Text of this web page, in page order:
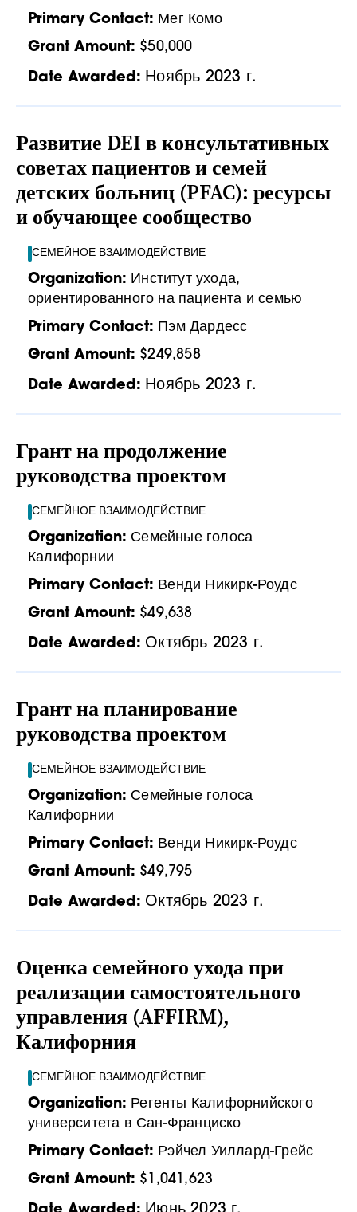
Primary Contact: Мег Комо
Grant Amount: $50,000
Date Awarded: Ноябрь 2023 г.
Развитие DEI в консультативных
советах пациентов и семей
детских больниц (PFAC): ресурсы
и обучающее сообщество
СЕМЕЙНОЕ ВЗАИМОДЕЙСТВИЕ
Organization: Институт ухода,
ориентированного на пациента и семью
Primary Contact: Пэм Дардесс
Grant Amount: $249,858
Date Awarded: Ноябрь 2023 г.
Грант на продолжение
руководства проектом
СЕМЕЙНОЕ ВЗАИМОДЕЙСТВИЕ
Organization: Семейные голоса
Калифорнии
Primary Contact: Венди Никирк-Роудс
Grant Amount: $49,638
Date Awarded: Октябрь 2023 г.
Грант на планирование
руководства проектом
СЕМЕЙНОЕ ВЗАИМОДЕЙСТВИЕ
Organization: Семейные голоса
Калифорнии
Primary Contact: Венди Никирк-Роудс
Grant Amount: $49,795
Date Awarded: Октябрь 2023 г.
Оценка семейного ухода при
реализации самостоятельного
управления (AFFIRM),
Калифорния
СЕМЕЙНОЕ ВЗАИМОДЕЙСТВИЕ
Organization: Регенты Калифорнийского
университета в Сан-Франциско
Primary Contact: Рэйчел Уиллард-Грейс
Grant Amount: $1,041,623